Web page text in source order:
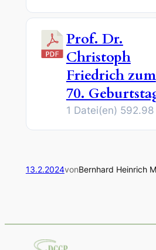
Prof. Dr.
Christoph
Friedrich zum
70.
1 Datei(en) 592.98
13.2.2024vonBernhard Heinrich